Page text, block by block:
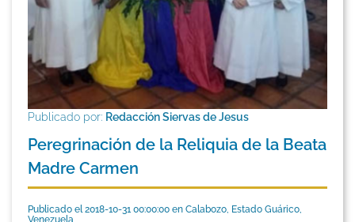
Publicado por: Redacción Siervas de Jesus
Peregrinación de la Reliquia de la Beata
Madre Carmen
Publicado el 2018-10-31 00:00:00 en Calabozo, Estado Guárico,
Venezuela